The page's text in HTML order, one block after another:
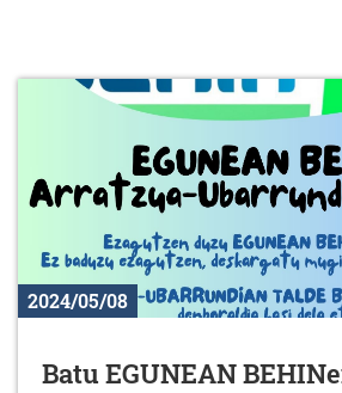
2024/05/08
Batu EGUNEAN